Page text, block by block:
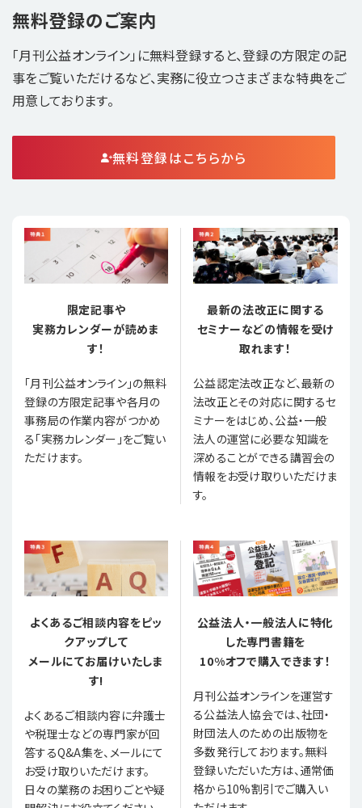
無料登録のご案内
「月刊公益オンライン」に無料登録すると、登録の方限定の記
事をご覧いただけるなど、実務に役立つさまざまな特典をご
用意しております。
無料登録はこちらから
限定記事や
実務カレンダーが読めま
す！
「月刊公益オンライン」の無料
登録の方限定記事や各月の
事務局の作業内容がつかめ
る「実務カレンダー」をご覧い
ただけます。
最新の法改正に関する
セミナーなどの情報を受け
取れます！
公益認定法改正など、最新の
法改正とその対応に関するセ
ミナーをはじめ、公益・一般
法人の運営に必要な知識を
深めることができる講習会の
情報をお受け取りいただけま
す。
よくあるご相談内容をピッ
クアップして
メールにてお届けいたしま
す!
よくあるご相談内容に弁護士
や税理士などの専門家が回
答するQ&A集を、メールにて
お受け取りいただけます。
日々の業務のお困りごとや疑
公益法人・一般法人に特化
した専門書籍を
10%オフで購入できます！
月刊公益オンラインを運営す
る公益法人協会では、社団・
財団法人のための出版物を
多数発行しております。無料
登録いただいた方は、通常価
格から10%割引でご購入い